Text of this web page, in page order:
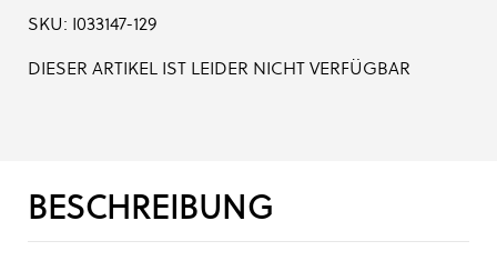
SKU: I033147-129
DIESER ARTIKEL IST LEIDER NICHT VERFÜGBAR
BESCHREIBUNG